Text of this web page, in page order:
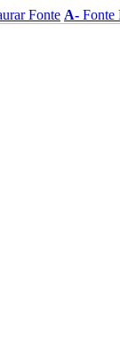
Fonte A- Fonte